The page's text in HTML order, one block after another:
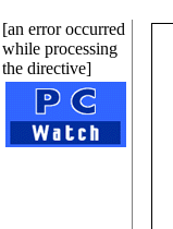
[an error occurred
while processing
the directive]